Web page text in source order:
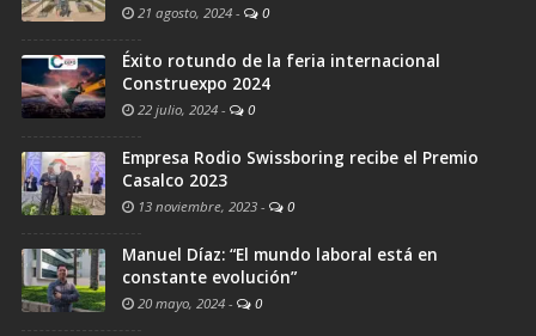
21 agosto, 2024 - 0
Éxito rotundo de la feria internacional
Construexpo 2024
22 julio, 2024 - 0
Empresa Rodio Swissboring recibe el Premio
Casalco 2023
13 noviembre, 2023 - 0
Manuel Díaz: “El mundo laboral está en
constante evolución”
20 mayo, 2024 - 0